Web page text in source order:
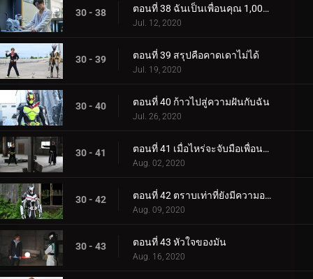
30 - 38 ตอนที่ 38 ฉันเป็นเพื่อนคุณ 1,000%
Jul. 12, 2020
30 - 39 ตอนที่ 39 สรุปคือคาดเดาไม่ได้
Jul. 19, 2020
30 - 40 ตอนที่ 40 ก้าวไปสู่ความฝันกับฉัน
Jul. 26, 2020
30 - 41 ตอนที่ 41 เมื่อไหร่จะจับมือเพื่อนบ้าน!
Aug. 02, 2020
30 - 42 ตอนที่ 42 ตราบเท่าที่ยังมีความอาฆาตพยาบาทอยู่
Aug. 09, 2020
30 - 43 ตอนที่ 43 หัวใจของมัน
Aug. 16, 2020